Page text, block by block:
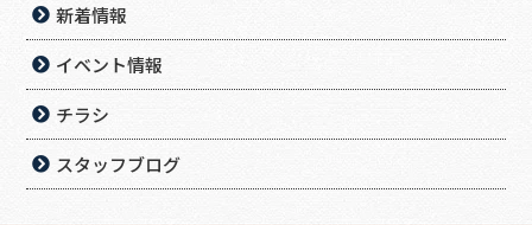
新着情報
イベント情報
チラシ
スタッフブログ